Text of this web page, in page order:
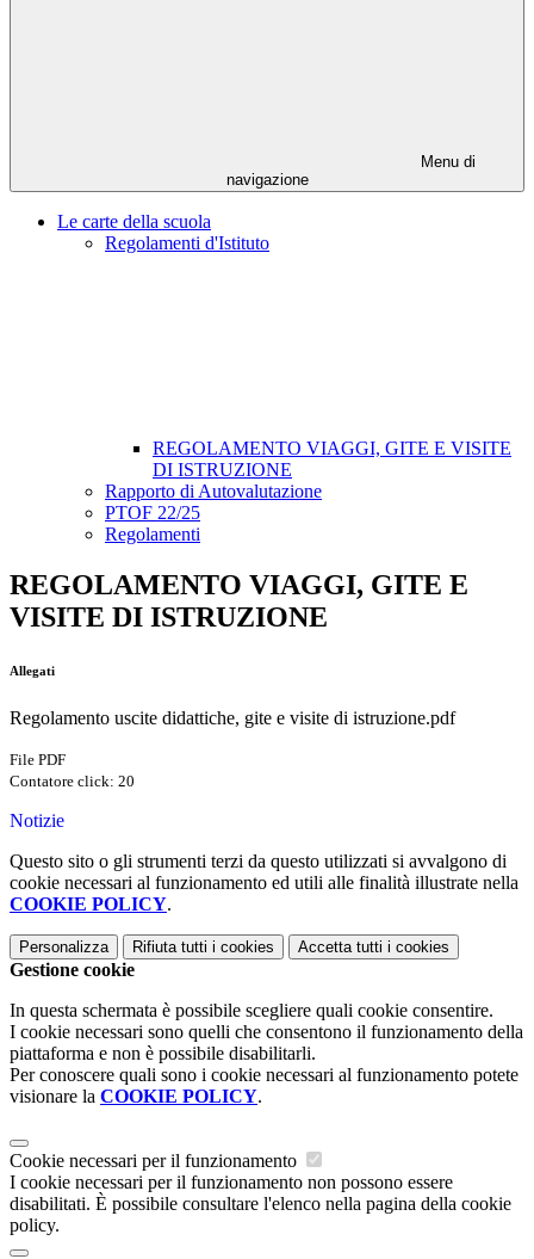
Menu di
navigazione
Le carte della scuola
Regolamenti d'Istituto
REGOLAMENTO VIAGGI, GITE E VISITE
DI ISTRUZIONE
Rapporto di Autovalutazione
PTOF 22/25
Regolamenti
REGOLAMENTO VIAGGI, GITE E
VISITE DI ISTRUZIONE
Allegati
Regolamento uscite didattiche, gite e visite di istruzione.pdf
File PDF
Contatore click: 20
Notizie
Questo sito o gli strumenti terzi da questo utilizzati si avvalgono di
cookie necessari al funzionamento ed utili alle finalità illustrate nella
COOKIE POLICY.
Personalizza Rifiuta tutti i cookies Accetta tutti i cookies
Gestione cookie
In questa schermata è possibile scegliere quali cookie consentire.
I cookie necessari sono quelli che consentono il funzionamento della
piattaforma e non è possibile disabilitarli.
Per conoscere quali sono i cookie necessari al funzionamento potete
visionare la COOKIE POLICY.
Cookie necessari per il funzionamento
I cookie necessari per il funzionamento non possono essere
disabilitati. È possibile consultare l'elenco nella pagina della cookie
policy.